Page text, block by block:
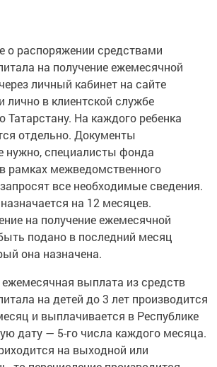
о распоряжении средствами
на получение ежемесячной
личный кабинет на сайте
лично в клиентской службе
Татарстану. На каждого ребенка
отдельно. Документы
нужно, специалисты фонда
рамках межведомственного
все необходимые сведения.
на 12 месяцев.
на получение ежемесячной
подано в последний месяц
она назначена.
выплата из средств
на детей до 3 лет производится
и выплачивается в Республике
дату — 5-го числа каждого месяца.
на выходной или